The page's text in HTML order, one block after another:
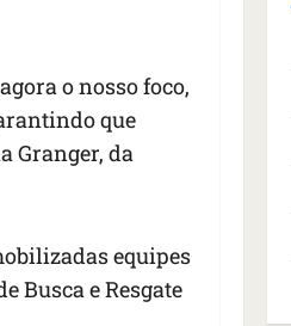
o nosso foco,
que
Granger, da
equipes
Busca e Resgate